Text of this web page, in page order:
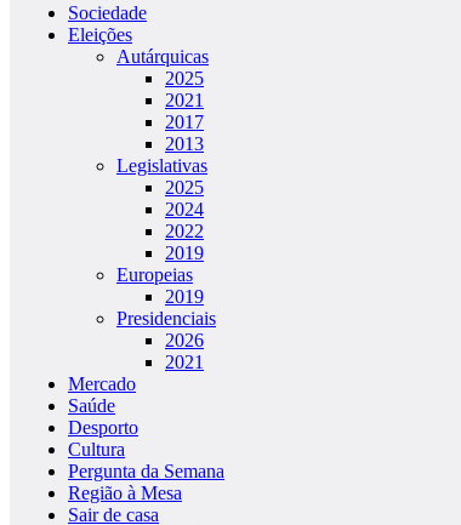
Sociedade
Eleições
Autárquicas
2025
2021
2017
2013
Legislativas
2025
2024
2022
2019
Europeias
2019
Presidenciais
2026
2021
Mercado
Saúde
Desporto
Cultura
Pergunta da Semana
Região à Mesa
Sair de casa